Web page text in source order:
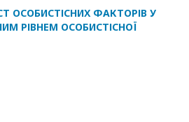
ОСОБИСТІСНИХ ФАКТОРІВ У
РІВНЕМ ОСОБИСТІСНОЇ